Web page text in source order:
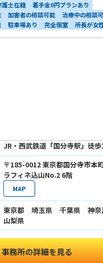
護士在籍
着手金0円プランあり
加害者の相談可能
治療中の相談
駐車場あり 完全個室 所長が女
JR・西武鉄道「国分寺駅」徒
〒185-0012 東京都国分寺市本
ラフィネ込山No.2 6階
MAP
東京都 埼玉県 千葉県
神
山梨県
事務所の詳細を見る